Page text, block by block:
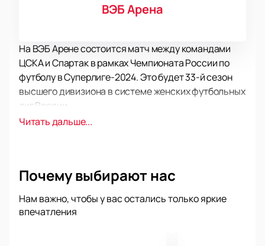
ВЭБ Арена
На ВЭБ Арене состоится матч между командами
ЦСКА и Спартак в рамках Чемпионата России по
футболу в Суперлиге-2024. Это будет 33-й сезон
высшего дивизиона в системе женских футбольных
лиг России.
Команда «Спартак» - известный женский
Матч между ЦСКА и Спартаком обещает быть
известны своими спортивными достижениями и
желанием побеждать. Болельщики с нетерпением
Читать дальше...
Почему выбирают нас
Нам важно, чтобы у вас остались только яркие
впечатления